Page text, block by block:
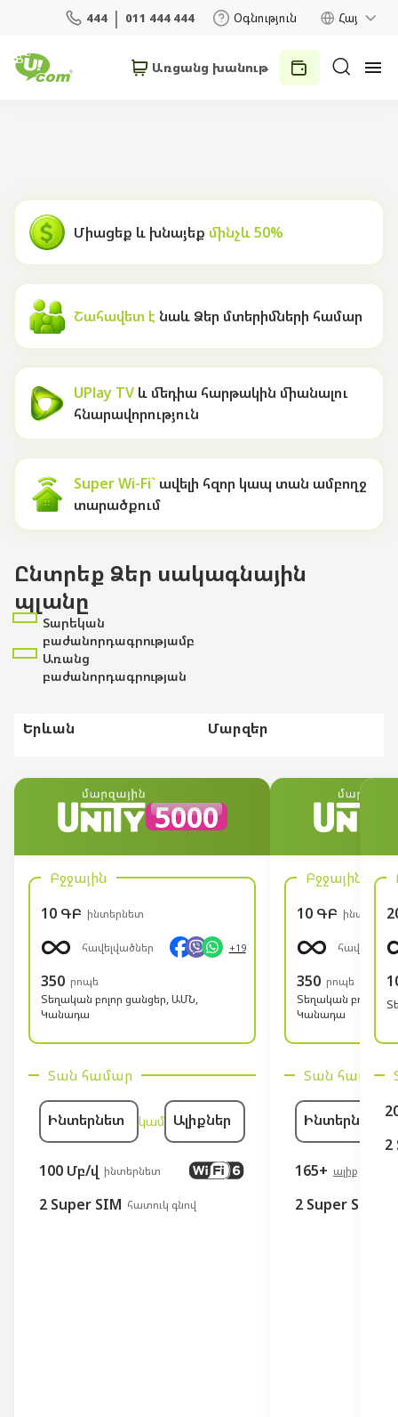
444 011 444 444 Օգնություն Հայ
Շարժական կապ
Ռոումինգ
5G ցանց
Uplay Նոր
Առցանց խանութ
Միացեք և խնայեք մինչև 50%
Շահավետ է նաև Ձեր մտերիմների համար
UPlay TV և մեդիա հարթակին միանալու
հնարավորություն
Super Wi-Fi` ավելի հզոր կապ տան ամբողջ
տարածքում
Ընտրեք Ձեր սակագնային
պլանը
Տարեկան
բաժանորդագրությամբ
Առանց
բաժանորդագրության
Երևան Մարզեր
5000
Բջջային
10 ԳԲ ինտերնետ
հավելվածներ +19
350 րոպե
Տեղական բոլոր ցանցեր, ԱՄՆ,
Կանադա
Տան համար
Ինտերնետ կամ Ալիքներ
100 Մբ/վ ինտերնետ
2 Super SIM հատուկ գնով
Բջջային
10 ԳԲ
350 րոպե
Տեղական բոլոր
Կանադա
Տան համար
Ինտերնետ
165+ ալիք
2 Super SIM
2